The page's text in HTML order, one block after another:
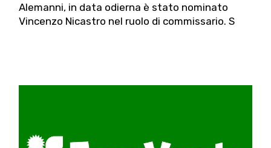
Alemanni, in data odierna è stato nominato
Vincenzo Nicastro nel ruolo di commissario. S